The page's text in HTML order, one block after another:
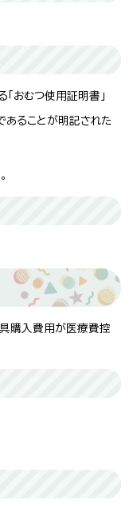
おむつ使用証明書」
あることが明記された
具購入費用が医療費控